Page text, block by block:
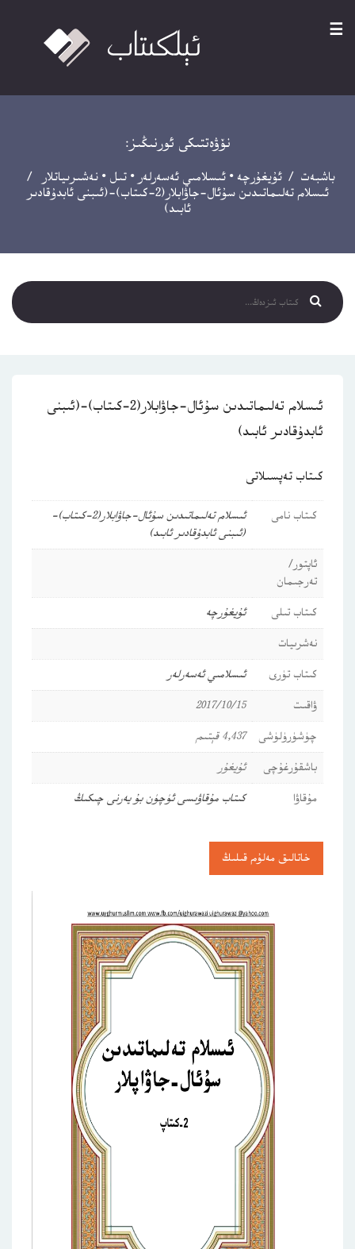
☰
نۆۋەتتىكى ئورنىڭىز:
باشبەت /ئۇيغۇرچە •ئىسلامىي ئەسەرلەر •تىل •نەشىرىياتلار
/
ئىسلام تەلىماتىدىن سۇئال-جاۋابلار(2-كىتاب)-(ئىبنى ئابدۇقادىر
ئابىد)
ئىسلام تەلىماتىدىن سۇئال-جاۋابلار(2-كىتاب)-(ئىبنى
ئابدۇقادىر ئابىد)
كىتاب تەپسىلاتى
كىتاب نامى
ئىسلام تەلىماتىدىن سۇئال-جاۋابلار(2-كىتاب)-
(ئىبنى ئابدۇقادىر ئابىد)
ئاپتور/
تەرجىمان
كىتاب تىلى
ئۇيغۇرچە
نەشرىيات
كىتاب تۈرى
ئىسلامىي ئەسەرلەر
ۋاقىت
2017/10/15
چۈشۈرۈلۈشى
4,437 قېتىم
باشقۇرغۇچى
ئۇيغۇر
مۇقاۋا
كىتاب مۇقاۋىسى ئۈچۈن بۇ يەرنى چىكىڭ
خاتالىق مەلۇم قىلىڭ